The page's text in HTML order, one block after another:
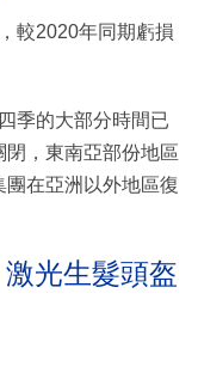
較2020年同期虧損
季的大部分時間已
，東南亞部份地區
在亞洲以外地區復
光生髮頭盔